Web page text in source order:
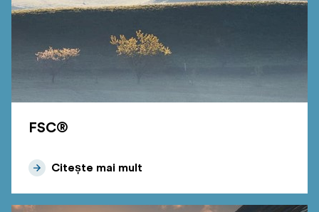
FSC®
Citește mai mult